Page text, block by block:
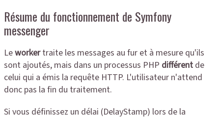
Résume du fonctionnement de Symfony
messenger
Leworkertraite les messages au fur et à mesure qu'ils
sont ajoutés, mais dans un processus PHP différentde
celui qui a émis la requête HTTP. L'utilisateur n'attend
donc pas la fin du traitement.
Si vous définissez un délai (DelayStamp) lors de la